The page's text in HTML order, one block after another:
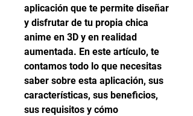
aplicación que te permite diseñar
y disfrutar de tu propia chica
anime en 3D y en realidad
aumentada. En este artículo, te
contamos todo lo que necesitas
saber sobre esta aplicación, sus
características, sus beneficios,
sus requisitos y cómo